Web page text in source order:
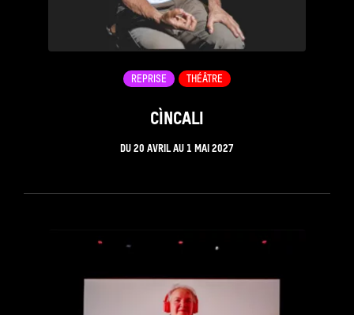
CÌNCALI
DU 20 AVRILAU 1 MAI 2027
REPRISE THÉÂTRE